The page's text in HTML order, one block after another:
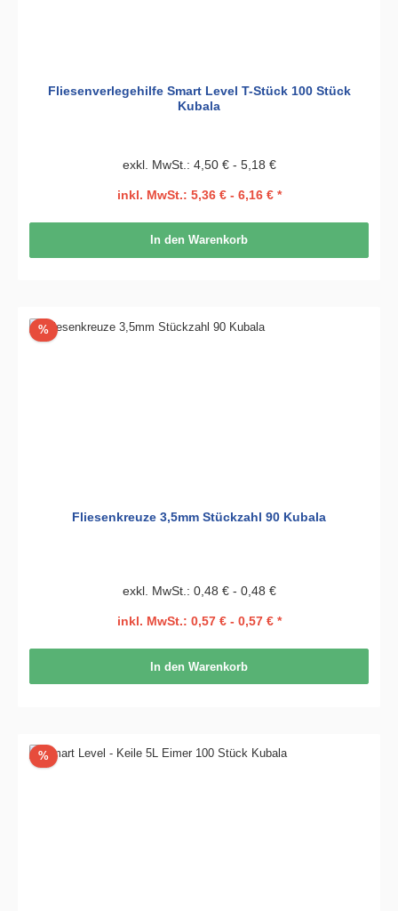
Fliesenverlegehilfe Smart Level T-Stück 100 Stück
Kubala
exkl. MwSt.: 4,50 € - 5,18 €
inkl. MwSt.: 5,36 € - 6,16 € *
In den Warenkorb
%Rabatt
Fliesenkreuze 3,5mm Stückzahl 90 Kubala
exkl. MwSt.: 0,48 € - 0,48 €
inkl. MwSt.: 0,57 € - 0,57 € *
In den Warenkorb
%Rabatt